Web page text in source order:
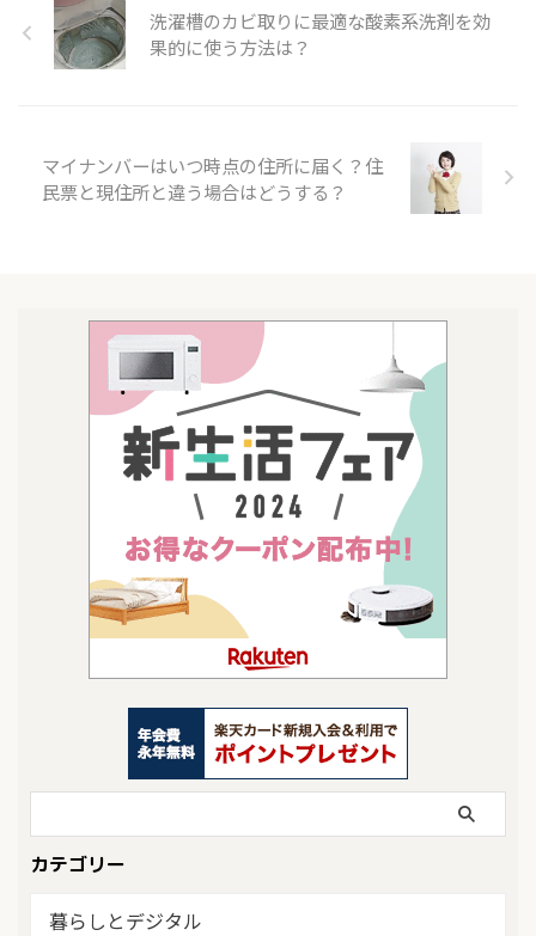
洗濯槽のカビ取りに最適な酸素系洗剤を効
果的に使う方法は？
マイナンバーはいつ時点の住所に届く？住
民票と現住所と違う場合はどうする？
カテゴリー
暮らしとデジタル